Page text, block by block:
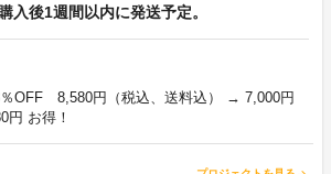
入後1週間以内に発送予定。
％OFF 8,580円（税込、送料込） → 7,000円
円 お得！